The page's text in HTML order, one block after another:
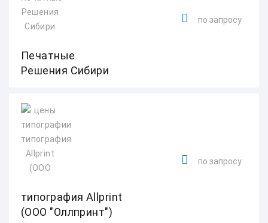
Печатные
Решения Сибири
по запросу
типография Allprint
(ООО "Оллпринт")
по запросу